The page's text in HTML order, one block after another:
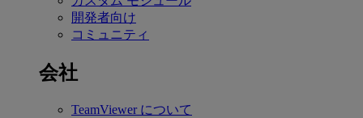
開発者向け
コミュニティ
会社
TeamViewer について